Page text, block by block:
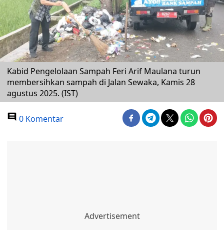
Kabid Pengelolaan Sampah Feri Arif Maulana turun
membersihkan sampah di Jalan Sewaka, Kamis 28
agustus 2025. (IST)
0 Komentar